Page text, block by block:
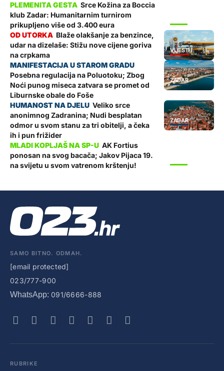
Srce Kožina za Boccia
klub Zadar: Humanitarnim turnirom
prikupljeno više od 3.400 eura
VIJESTI
Blaže olakšanje za benzince,
udar na dizelaše: Stižu nove cijene goriva
na crpkama
ZADAR
Posebna regulacija na Poluotoku; Zbog
Noći punog miseca zatvara se promet od
Liburnske obale do Foše
ZADAR
Veliko srce
anonimnog Zadranina; Nudi besplatan
odmor u svom stanu za tri obitelji, a čeka
ih i pun frižider
AK Fortius
ponosan na svog bacača; Jakov Pijaca 19.
na svijetu u svom vatrenom krštenju!
SAMO BITNO. ODMAH.
[email protected]
023/777-900
WhatsApp: 091/6666-888
RUBRIKE